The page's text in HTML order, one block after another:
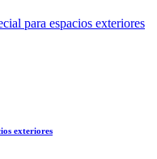
exteriores